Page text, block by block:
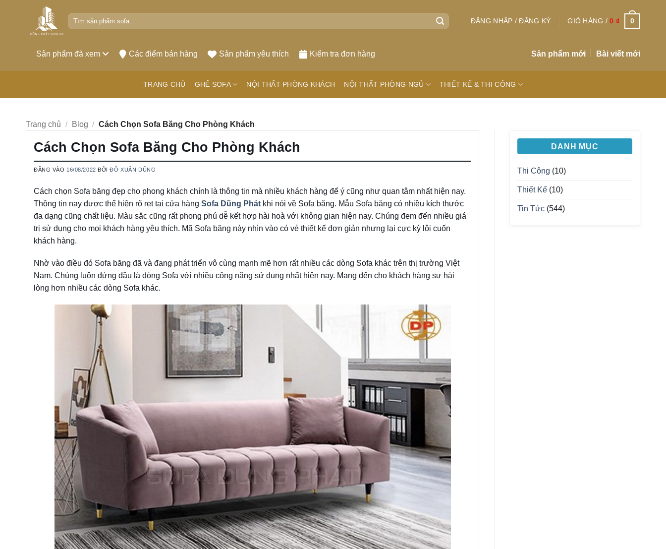
Tìm
kiếm:
ĐĂNG NHẬP / ĐĂNG KÝ GIỎ HÀNG /0 ₫ 0
Sản phẩm đã xem Các điểm bán hàng Sản phẩm yêu thích Kiểm tra đơn hàng Sản phẩm mới Bài viết mới
TRANG CHỦ GHẾ SOFA NỘI THẤT PHÒNG KHÁCH NỘI THẤT PHÒNG NGỦ THIẾT KẾ & THI CÔNG
Trang chủ / Blog / Cách Chọn Sofa Băng Cho Phòng Khách
Cách Chọn Sofa Băng Cho Phòng Khách
ĐĂNG VÀO 16/08/2022 BỞIĐỖ XUÂN DŨNG
Cách chọn Sofa băng đẹp cho phong khách chính là thông tin mà nhiều khách hàng để ý cũng như quan tâm nhất hiện nay.
Thông tin nay được thể hiện rõ rẹt tại cửa hàng Sofa Dũng Phát khi nói về Sofa băng. Mẫu Sofa băng có nhiều kích thước
đa dạng cũng chất liệu. Màu sắc cũng rất phong phú dễ kết hợp hài hoà với không gian hiện nay. Chúng đem đến nhiều giá
trị sử dụng cho mọi khách hàng yêu thích. Mã Sofa băng này nhìn vào có vẻ thiết kế đơn giản nhưng lại cực kỳ lôi cuốn
khách hàng.
Nhờ vào điều đó Sofa băng đã và đang phát triển vô cùng mạnh mẽ hơn rất nhiều các dòng Sofa khác trên thị trường Việt
Nam. Chúng luôn đứng đầu là dòng Sofa với nhiều công năng sử dụng nhất hiện nay. Mang đến cho khách hàng sự hài
lòng hơn nhiều các dòng Sofa khác.
DANH MỤC
Thi Công (10)
Thiết Kế (10)
Tin Tức (544)